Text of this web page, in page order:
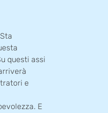
questi assi
e
E